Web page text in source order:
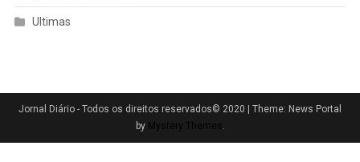
Ultimas
Jornal Diário - Todos os direitos reservados© 2020
Theme: News Portal
by Mystery Themes .